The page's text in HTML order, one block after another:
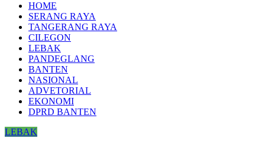
HOME
SERANG RAYA
TANGERANG RAYA
CILEGON
LEBAK
PANDEGLANG
BANTEN
NASIONAL
ADVETORIAL
EKONOMI
DPRD BANTEN
LEBAK